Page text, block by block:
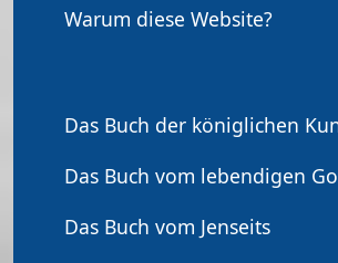
Warum diese Website?
Das Buch der königlichen
Das Buch vom lebendigen
Das Buch vom Jenseits